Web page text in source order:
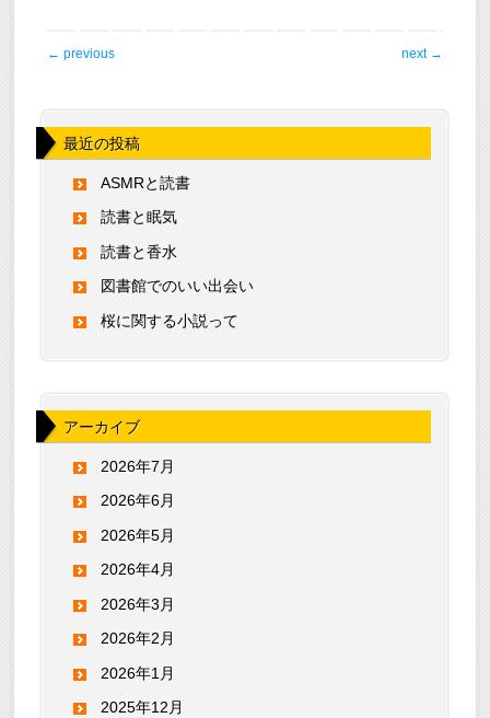
post navigation
← previous next →
最近の投稿
ASMRと読書
読書と眠気
読書と香水
図書館でのいい出会い
桜に関する小説って
アーカイブ
2026年7月
2026年6月
2026年5月
2026年4月
2026年3月
2026年2月
2026年1月
2025年12月